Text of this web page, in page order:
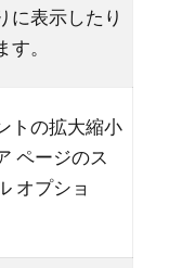
に表示したり
す⁠。
トの拡大縮小
ペ⁠ージのス
オプシ⁠ョ